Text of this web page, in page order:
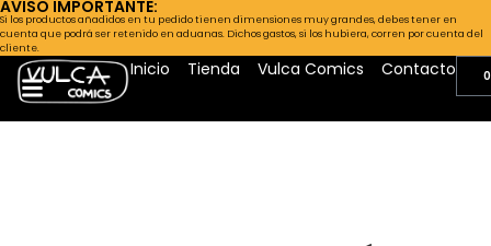
AVISO IMPORTANTE:
Si los productos añadidos en tu pedido tienen dimensiones muy grandes, debes tener en
cuenta que podrá ser retenido en aduanas. Dichos gastos, si los hubiera, corren por cuenta del
cliente.
Inicio Tienda Vulca Comics Contacto